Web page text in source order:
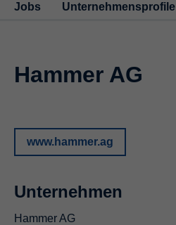
Jobs Unternehmensprofile
Hammer AG
www.hammer.ag
Unternehmen
Hammer AG